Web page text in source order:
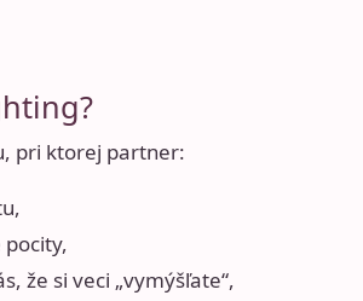
pri ktorej partner:
pocity,
že si veci „vymýšľate“,